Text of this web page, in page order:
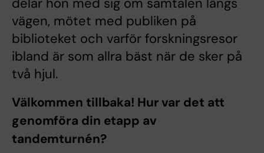
vägen, mötet med publiken på
biblioteket och varför forskningsresor
ibland är som allra bäst när de sker på
två hjul.
Välkommen tillbaka! Hur var det att
genomföra din etapp av
tandemturnén?